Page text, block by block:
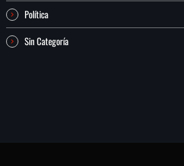
Política
Sin Categoría